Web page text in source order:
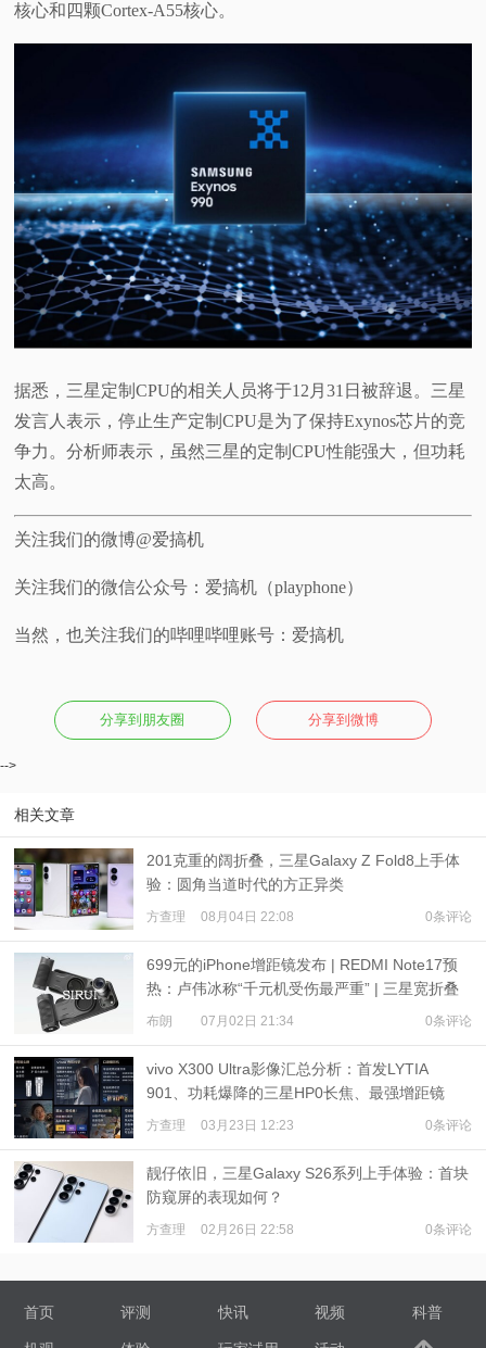
核心和四颗Cortex-A55核心。
据悉，三星定制CPU的相关人员将于12月31日被辞退。三星
发言人表示，停止生产定制CPU是为了保持Exynos芯片的竞
争力。分析师表示，虽然三星的定制CPU性能强大，但功耗
太高。
关注我们的微博@爱搞机
关注我们的微信公众号：爱搞机（playphone）
当然，也关注我们的哔哩哔哩账号：爱搞机
分享到朋友圈 分享到微博
-->
相关文章
201克重的阔折叠，三星Galaxy Z Fold8上手体
验：圆角当道时代的方正异类
方查理 08月04日 22:08 0条评论
699元的iPhone增距镜发布 | REDMI Note17预
热：卢伟冰称“千元机受伤最严重” | 三星宽折叠
或7月22日发布
布朗 07月02日 21:34 0条评论
vivo X300 Ultra影像汇总分析：首发LYTIA
901、功耗爆降的三星HP0长焦、最强增距镜
方查理 03月23日 12:23 0条评论
靓仔依旧，三星Galaxy S26系列上手体验：首块
防窥屏的表现如何？
方查理 02月26日 22:58 0条评论
首页 评测 快讯 视频 科普